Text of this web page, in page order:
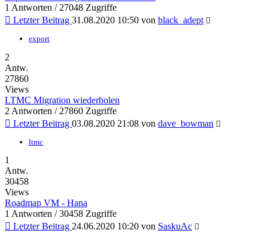
1 Antworten / 27048 Zugriffe
Letzter Beitrag 31.08.2020 10:50 von black_adept
export
2
Antw.
27860
Views
LTMC Migration wiederholen
2 Antworten / 27860 Zugriffe
Letzter Beitrag 03.08.2020 21:08 von dave_bowman
ltmc
1
Antw.
30458
Views
Roadmap VM - Hana
1 Antworten / 30458 Zugriffe
Letzter Beitrag 24.06.2020 10:20 von SaskuAc